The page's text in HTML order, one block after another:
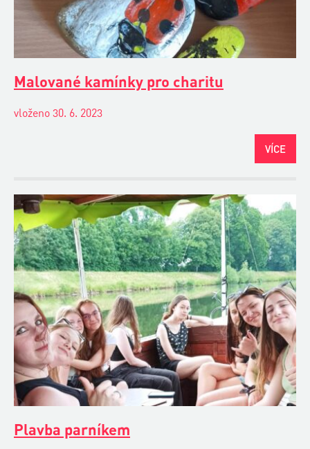
Malované kamínky pro charitu
vloženo 30. 6. 2023
VÍCE
Plavba parníkem